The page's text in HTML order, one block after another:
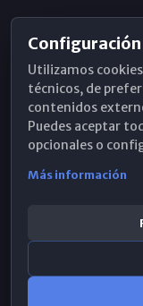
Horarios de Misa
Hemeroteca
WhatsApp
Utilizamos
técnicos, de
contenidos
Puedes aceptar
opcionales o
Más información